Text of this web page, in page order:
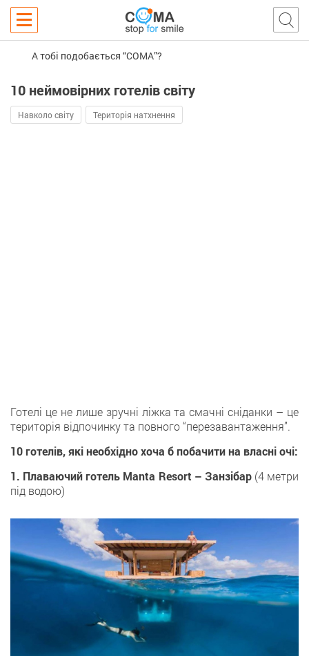
А тобі подобається “COMA”?
10 неймовірних готелів світу
Навколо світу Територія натхнення
Готелі це не лише зручні ліжка та смачні сніданки – це
територія відпочинку та повного “перезавантаження”.
10 готелів, які необхідно хоча б побачити на власні очі:
1. Плаваючий готель Manta Resort – Занзібар (4 метри
під водою)